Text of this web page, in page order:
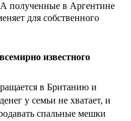
полученные в Аргентине
для собственного
известного
в Британию и
у семьи не хватает, и
спальные мешки